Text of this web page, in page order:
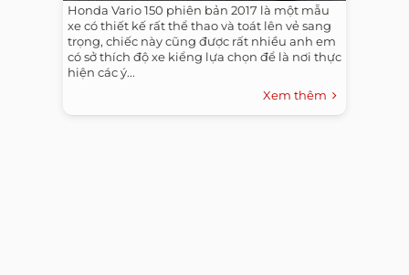
Honda Vario 150 phiên bản 2017 là một mẫu
xe có thiết kế rất thể thao và toát lên vẻ sang
trọng, chiếc này cũng được rất nhiều anh em
có sở thích độ xe kiểng lựa chọn để là nơi thực
hiện các ý...
Xem thêm